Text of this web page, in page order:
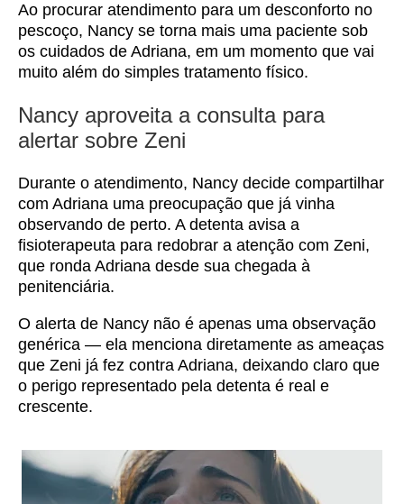
Ao procurar atendimento para um desconforto no
pescoço, Nancy se torna mais uma paciente sob
os cuidados de Adriana, em um momento que vai
muito além do simples tratamento físico.
Nancy aproveita a consulta para
alertar sobre Zeni
Durante o atendimento, Nancy decide compartilhar
com Adriana uma preocupação que já vinha
observando de perto. A detenta avisa a
fisioterapeuta para redobrar a atenção com Zeni,
que ronda Adriana desde sua chegada à
penitenciária.
O alerta de Nancy não é apenas uma observação
genérica — ela menciona diretamente as ameaças
que Zeni já fez contra Adriana, deixando claro que
o perigo representado pela detenta é real e
crescente.